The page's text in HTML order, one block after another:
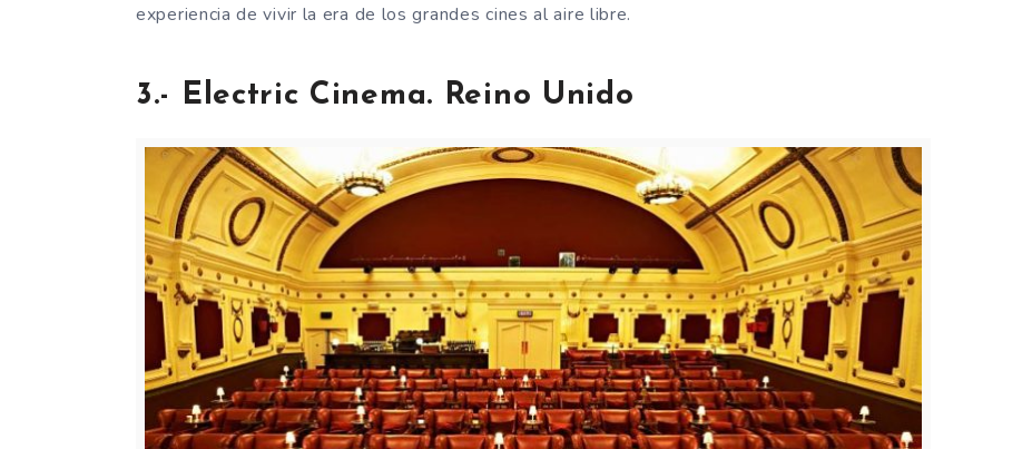
experiencia de vivir la era de los grandes cines al aire libre.
3.- Electric Cinema. Reino Unido